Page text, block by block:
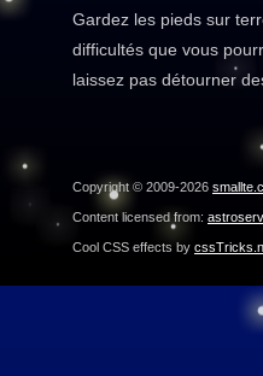
Gardez les pieds sur
difficultés que vous
laissez pas détourner
Copyright © 2009-2026
Content licensed from:
Cool CSS effects by